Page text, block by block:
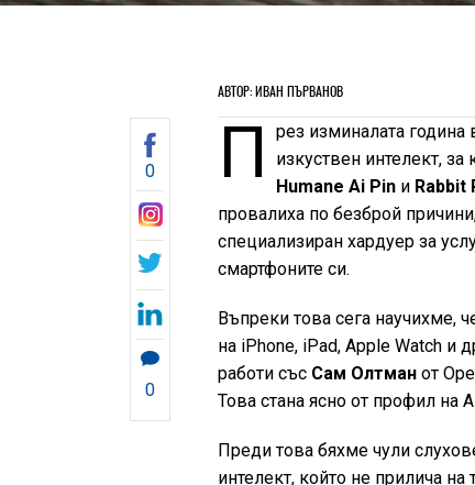
АВТОР: ИВАН ПЪРВАНОВ
0
0
П
рез изминалата
изкуствен интелект,
Humane Ai PinиRabbit
провалиха по безброй
специализиран хардуер за
смартфоните си.
Въпреки това сега научихме,
на iPhone, iPad, Apple Watch и
работи със Сам Олтман от
Това стана ясно от профил на
Преди това бяхме чули
интелект, който не прилича